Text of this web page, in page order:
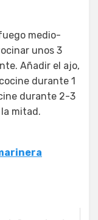
medio-
unos 3
Añadir el ajo,
durante 1
durante 2-3
mitad.